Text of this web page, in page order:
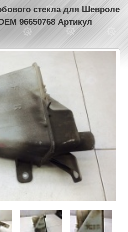
стекла для Шевроле
96650768 Артикул